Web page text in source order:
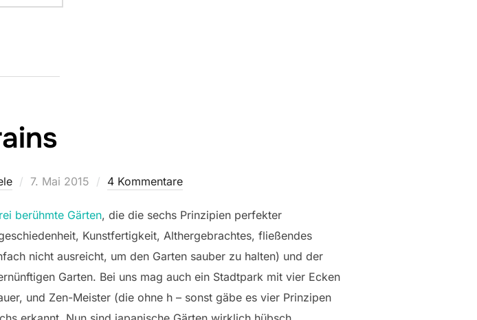
Veröffentlicht
7. Mai 2015 4 Kommentare
berühmte Gärten, die die sechs Prinzipien perfekter
Kunstfertigkeit, Althergebrachtes, fließendes
nicht ausreicht, um den Garten sauber zu halten) und der
Garten. Bei uns mag auch ein Stadtpark mit vier Ecken
und Zen-Meister (die ohne h – sonst gäbe es vier Prinzipen